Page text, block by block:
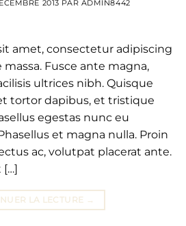
2013 PAR ADMIN8442
amet, consectetur adipiscing
Fusce ante magna,
ultrices nibh. Quisque
tortor dapibus, et tristique
egestas nunc eu
et magna nulla. Proin
ac, volutpat placerat ante.
[…]
LA LECTURE →